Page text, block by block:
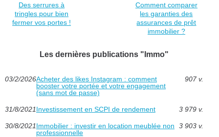
Des serrures à
tringles pour bien
fermer vos portes !
Comment comparer
les garanties des
assurances de prêt
immobilier ?
Les dernières publications "Immo"
03/2/2026Acheter des likes Instagram : comment
booster votre portée et votre engagement
(sans mot de passe)
907 v.
31/8/2021Investissement en SCPI de rendement 3 979 v.
30/8/2021Immobilier : investir en location meublée non
professionnelle
3 903 v.